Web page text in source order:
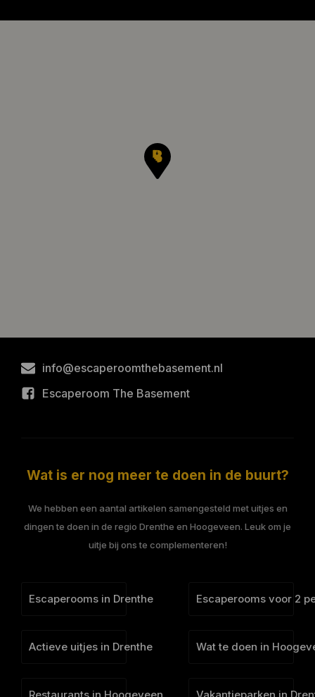
info@escaperoomthebasement.nl
Escaperoom The Basement
Wat is er nog meer te doen in de buurt?
We hebben een aantal artikelen samengesteld met uitjes en
dingen te doen in de regio Drenthe en Hoogeveen. Leuk om je
uitje bij ons te complementeren!
Escaperooms in Drenthe Escaperooms voor 2
Actieve uitjes in Drenthe Wat te doen in